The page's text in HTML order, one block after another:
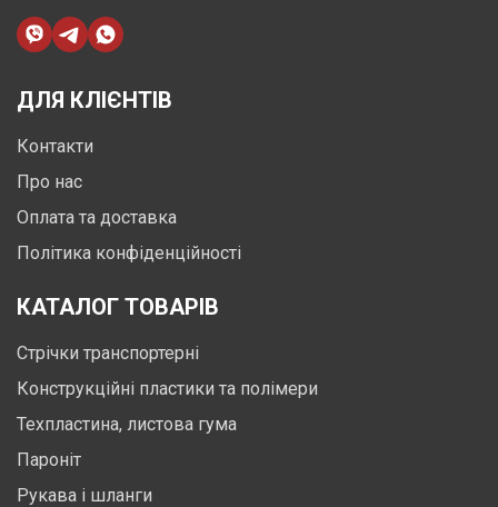
ДЛЯ КЛІЄНТІВ
Контакти
Про нас
Оплата та доставка
Політика конфіденційності
КАТАЛОГ ТОВАРІВ
Стрічки транспортерні
Конструкційні пластики та полімери
Техпластина, листова гума
Пароніт
Рукава і шланги